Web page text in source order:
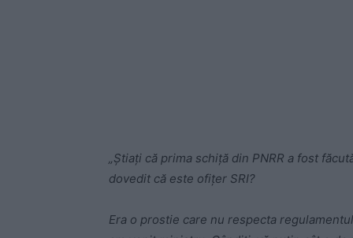
„Știați că prima schiță din PNRR a fost
dovedit că este ofițer SRI?
Era o prostie care nu respecta